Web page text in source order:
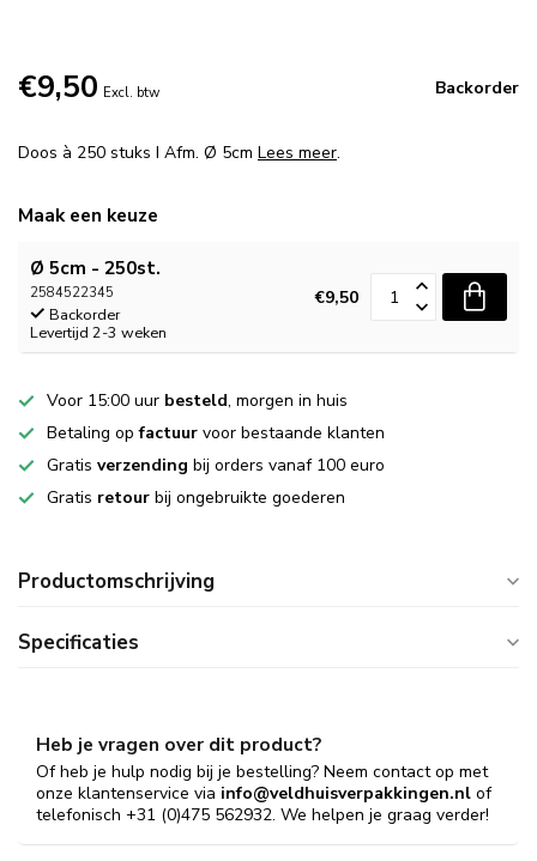
€9,50 Excl. btw Backorder
Doos à 250 stuks I Afm. Ø 5cm Lees meer.
Maak een keuze
Ø 5cm - 250st.
2584522345
Backorder
Levertijd 2-3 weken
€9,50
Voor 15:00 uur besteld, morgen in huis
Betaling opfactuur voor bestaande klanten
Gratis verzending bij orders vanaf 100 euro
Gratis retour bij ongebruikte goederen
Productomschrijving
Specificaties
Heb je vragen over dit product?
Of heb je hulp nodig bij je bestelling? Neem contact op met
onze klantenservice via info@veldhuisverpakkingen.nl of
telefonisch +31 (0)475 562932. We helpen je graag verder!